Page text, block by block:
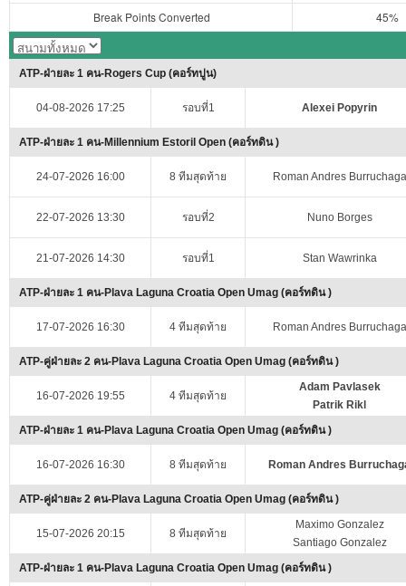
Break Points Converted
45%
ATP-ฝ่ายละ 1 คน-Rogers Cup (คอร์ทปูน)
04-08-2026 17:25 รอบที่1 Alexei Popyrin
ATP-ฝ่ายละ 1 คน-Millennium Estoril Open (คอร์ทดิน )
24-07-2026 16:00 8 ทีมสุดท้าย Roman Andres Burruchaga
22-07-2026 13:30 รอบที่2 Nuno Borges
21-07-2026 14:30 รอบที่1 Stan Wawrinka
ATP-ฝ่ายละ 1 คน-Plava Laguna Croatia Open Umag (คอร์ทดิน )
17-07-2026 16:30 4 ทีมสุดท้าย Roman Andres Burruchaga
ATP-คู่ฝ่ายละ 2 คน-Plava Laguna Croatia Open Umag (คอร์ทดิน )
16-07-2026 19:55 4 ทีมสุดท้าย
Adam Pavlasek
Patrik Rikl
ATP-ฝ่ายละ 1 คน-Plava Laguna Croatia Open Umag (คอร์ทดิน )
16-07-2026 16:30 8 ทีมสุดท้าย Roman Andres
ATP-คู่ฝ่ายละ 2 คน-Plava Laguna Croatia Open Umag (คอร์ทดิน )
15-07-2026 20:15 8 ทีมสุดท้าย
Maximo Gonzalez
Santiago Gonzalez
ATP-ฝ่ายละ 1 คน-Plava Laguna Croatia Open Umag (คอร์ทดิน )